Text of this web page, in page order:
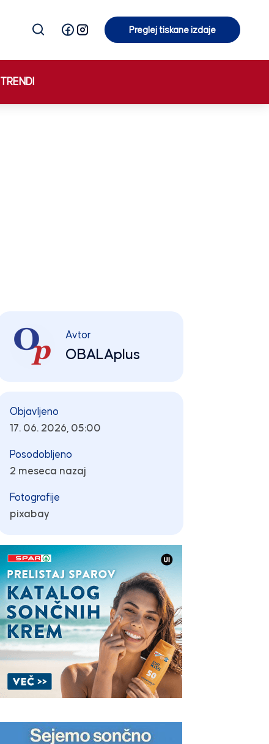
Preglej tiskane izdaje
TRENDI
Avtor
OBALAplus
Objavljeno
17. 06. 2026, 05:00
Posodobljeno
2 meseca nazaj
Fotografije
pixabay